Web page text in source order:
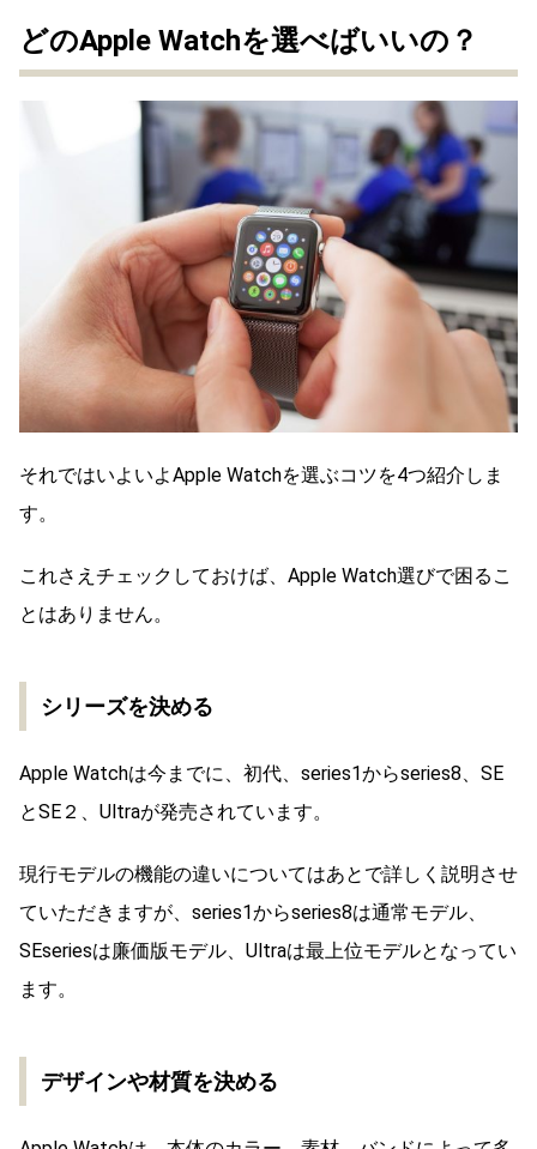
どのApple Watchを選べばいいの？
それではいよいよApple Watchを選ぶコツを4つ紹介しま
す。
これさえチェックしておけば、Apple Watch選びで困るこ
とはありません。
シリーズを決める
Apple Watchは今までに、初代、series1からseries8、SE
とSE２、Ultraが発売されています。
現行モデルの機能の違いについてはあとで詳しく説明させ
ていただきますが、series1からseries8は通常モデル、
SEseriesは廉価版モデル、Ultraは最上位モデルとなってい
ます。
デザインや材質を決める